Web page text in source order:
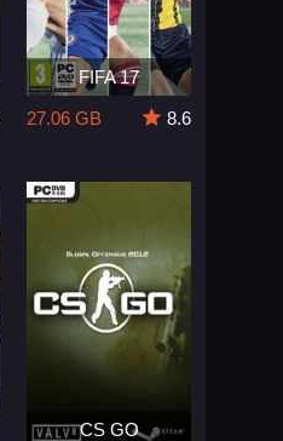
FIFA 17
27.06 GB
8.6
CS GO